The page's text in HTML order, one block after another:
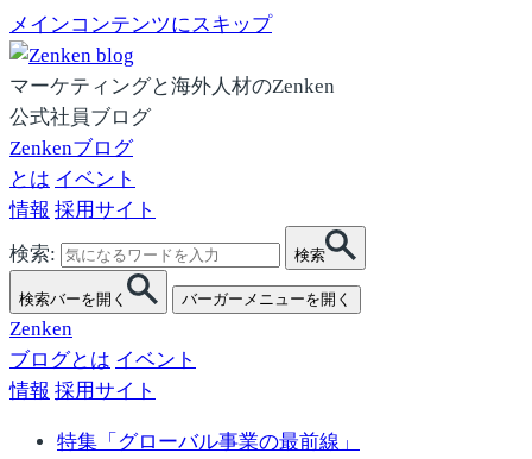
メインコンテンツにスキップ
マーケティングと海外人材のZenken
公式社員ブログ
Zenkenブログ
とは イベント
情報 採用サイト
検索:
検索
検索バーを開く バーガーメニューを開く
Zenken
ブログとは イベント
情報 採用サイト
特集「グローバル事業の最前線」